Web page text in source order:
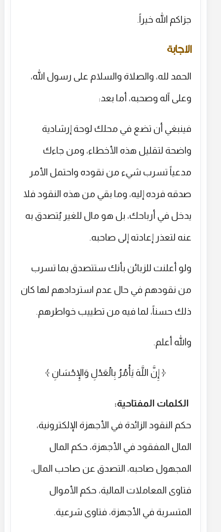
جزاكم الله خيراً.
الإجابة
الحمد لله، والصلاة والسلام على رسول الله،
وعلى آله وصحبه، أما بعد:
فينبغي أن تضع في محلك لوحة إرشادية
واضحة لتقليل هذه الأخطاء، ومن جاءك
مدعياً تسرب شيء من نقوده واحتمل الأمر
صدقه فرده إليه، وما بقي من هذه النقود فلا
يدخل في أرباحك، بل هو مال للغير يُتصدق به
عنه لتعذر إعادته إلى صاحبه.
ولو أعلنت للزبائن بأنك ستتصدق بما تسرب
من نقودهم في حال عدم استردادهم لها كان
ذلك حسناً، لما فيه من تطييب خواطرهم.
والله أعلم.
﴿ إِنَّ اللَّهَ يَأْمُرُ بِالْعَدْلِ وَالإِحْسَانِ ﴾
الكلمات المفتاحية:
حكم النقود الزائدة في الأجهزة الإلكترونية،
المال المفقود في الأجهزة، حكم المال
المجهول صاحبه، التصدق عن صاحب المال،
فتاوى المعاملات المالية، حكم الأموال
المتسربة في الأجهزة، فتاوى شرعية.